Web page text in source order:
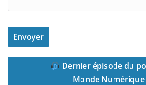
Dernier épisode du
Monde Numérique